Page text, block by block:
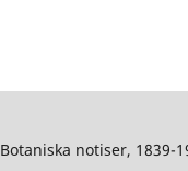
Botaniska notiser, 1839-